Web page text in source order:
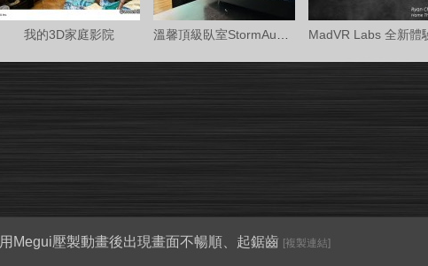
我的3D家庭影院
用Megui壓製動畫後出現畫面不暢順、起鋸齒 [複製連結]